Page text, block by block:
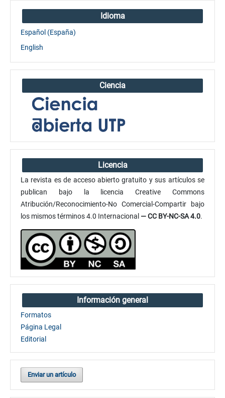
Idioma
Español (España)
English
Ciencia
Licencia
La revista es de acceso abierto gratuito y sus artículos se
publican bajo la licencia Creative Commons
Atribución/Reconocimiento-No Comercial-Compartir bajo
los mismos términos 4.0 Internacional — CC BY-NC-SA 4.0.
Información general
Formatos
Página Legal
Editorial
Enviar un artículo